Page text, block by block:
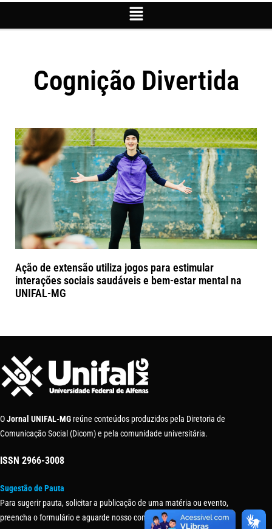
Cognição Divertida
Ação de extensão utiliza jogos para estimular
interações sociais saudáveis e bem-estar mental na
UNIFAL-MG
OJornal UNIFAL-MG reúne conteúdos produzidos pela Diretoria de
Comunicação Social (Dicom) e pela comunidade universitária.
ISSN 2966-3008
Sugestão de Pauta
Para sugerir pauta, solicitar a publicação de uma matéria ou evento,
preencha o formulário e aguarde nosso contato.